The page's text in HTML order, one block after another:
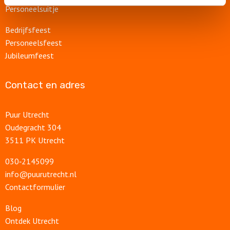
Personeelsuitje
Bedrijfsfeest
Personeelsfeest
Jubileumfeest
Contact en adres
Puur Utrecht
Oudegracht 304
3511 PK Utrecht
030‑2145099
info@puurutrecht.nl
Contactformulier
Blog
Ontdek Utrecht